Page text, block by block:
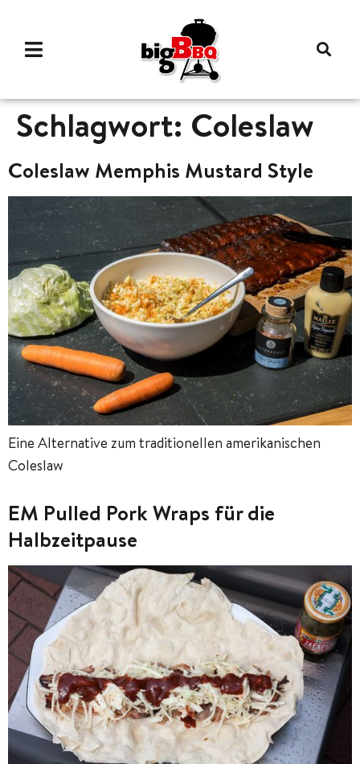
Schlagwort: Coleslaw
Coleslaw Memphis Mustard Style
Eine Alternative zum traditionellen amerikanischen
Coleslaw
EM Pulled Pork Wraps für die
Halbzeitpause